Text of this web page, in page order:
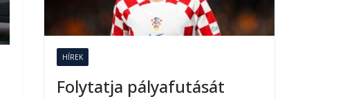
HÍREK
Folytatja pályafutását